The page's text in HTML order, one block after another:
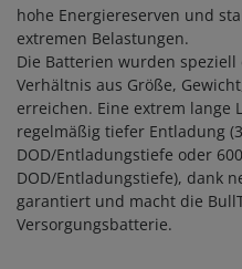
hohe Energiereserven und
extremen Belastungen.
Die Batterien wurden
Verhältnis aus Größe,
erreichen. Eine extrem lange
regelmäßig tiefer Entladung
DOD/Entladungstiefe oder
DOD/Entladungstiefe), dank
garantiert und macht die
Versorgungsbatterie.